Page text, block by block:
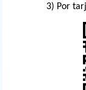
3) Por